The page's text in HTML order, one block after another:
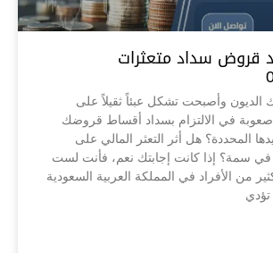
قروض سداد متعثرات
وأصبحت تشكل عبئاً ثقيلاً على
في الالتزام بسداد أقساط قروضك
المحددة؟ هل أثر التعثر المالي على
في سمة؟ إذا كانت إجابتك نعم، فأنت لست
من الأفراد في المملكة العربية السعودية
تؤدي